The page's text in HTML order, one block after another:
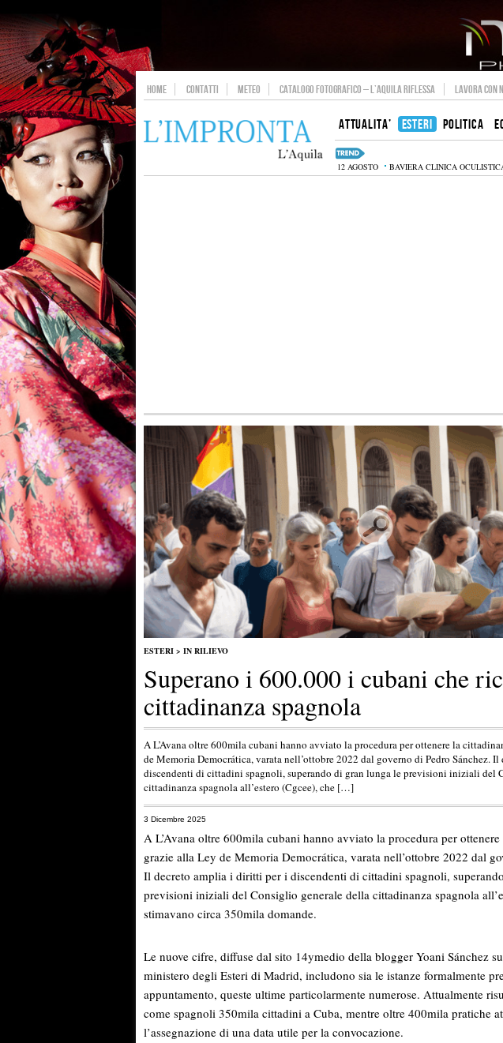
HOME CONTATTI METEO CATALOGO FOTOGRAFICO – L’AQUILA RIFLESSA LAVORA CON
ATTUALITA’ ESTERI POLITICA
12 AGOSTO BAVIERA CLINICA
ESTERI > IN RILIEVO
Superano i 600.000 i cubani che
cittadinanza spagnola
A L’Avana oltre 600mila cubani hanno avviato la procedura per ottenere la
de Memoria Democrática, varata nell’ottobre 2022 dal governo di Pedro Sánchez.
discendenti di cittadini spagnoli, superando di gran lunga le previsioni iniziali del
cittadinanza spagnola all’estero (Cgcee), che […]
3 Dicembre 2025
A L’Avana oltre 600mila cubani hanno avviato la procedura per
grazie alla Ley de Memoria Democrática, varata nell’ottobre 2022 dal
Il decreto amplia i diritti per i discendenti di cittadini spagnoli,
previsioni iniziali del Consiglio generale della cittadinanza spagnola
stimavano circa 350mila domande.
Le nuove cifre, diffuse dal sito 14ymedio della blogger Yoani Sánchez
ministero degli Esteri di Madrid, includono sia le istanze formalmente
appuntamento, queste ultime particolarmente numerose. Attualmente
come spagnoli 350mila cittadini a Cuba, mentre oltre 400mila pratiche
l’assegnazione di una data utile per la convocazione.